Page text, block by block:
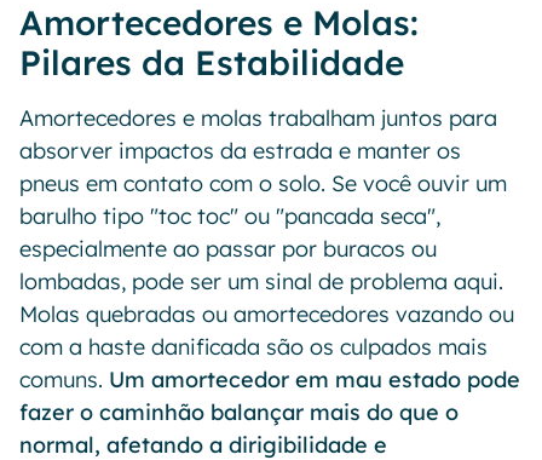
Amortecedores e Molas:
Pilares da Estabilidade
Amortecedores e molas trabalham juntos para
absorver impactos da estrada e manter os
pneus em contato com o solo. Se você ouvir um
barulho tipo "toc toc" ou "pancada seca",
especialmente ao passar por buracos ou
lombadas, pode ser um sinal de problema aqui.
Molas quebradas ou amortecedores vazando ou
com a haste danificada são os culpados mais
comuns. Um amortecedor em mau estado pode
fazer o caminhão balançar mais do que o
normal, afetando a dirigibilidade e